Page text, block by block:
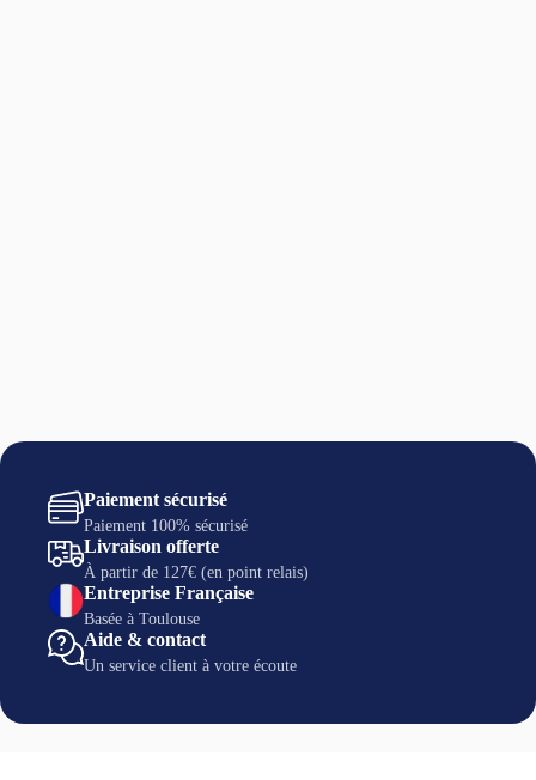
Paiement sécurisé
Paiement 100% sécurisé
Livraison offerte
À partir de 127€ (en point relais)
Entreprise Française
Basée à Toulouse
Aide & contact
Un service client à votre écoute